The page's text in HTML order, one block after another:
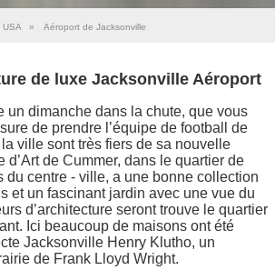
USA » Aéroport de Jacksonville
de luxe Jacksonville Aéroport
un dimanche dans la chute, que vous
de prendre l’équipe de football de
ville sont très fiers de sa nouvelle
d’Art de Cummer, dans le quartier de
du centre - ville, a une bonne collection
et un fascinant jardin avec une vue du
d’architecture seront trouve le quartier
Ici beaucoup de maisons ont été
Jacksonville Henry Klutho, un
de Frank Lloyd Wright.